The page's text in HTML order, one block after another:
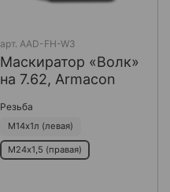
арт. AAD-FH-W3
Маскиратор «Волк»
на 7.62, Armacon
Резьба
М14х1л (левая)
М24х1,5 (правая)